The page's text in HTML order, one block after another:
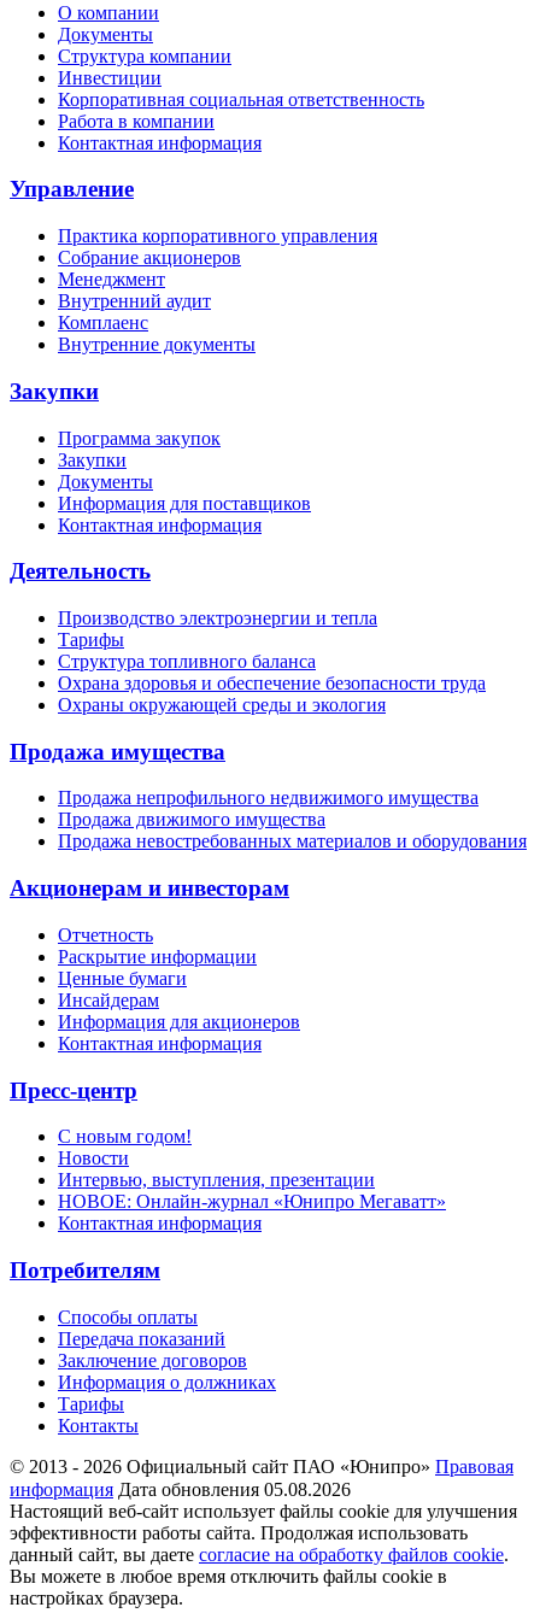
О компании
Документы
Структура компании
Инвестиции
Корпоративная социальная ответственность
Работа в компании
Контактная информация
Управление
Практика корпоративного управления
Собрание акционеров
Менеджмент
Внутренний аудит
Комплаенс
Внутренние документы
Закупки
Программа закупок
Закупки
Документы
Информация для поставщиков
Контактная информация
Деятельность
Производство электроэнергии и тепла
Тарифы
Структура топливного баланса
Охрана здоровья и обеспечение безопасности труда
Охраны окружающей среды и экология
Продажа имущества
Продажа непрофильного недвижимого имущества
Продажа движимого имущества
Продажа невостребованных материалов и оборудования
Акционерам и инвесторам
Отчетность
Раскрытие информации
Ценные бумаги
Инсайдерам
Информация для акционеров
Контактная информация
Пресс-центр
С новым годом!
Новости
Интервью, выступления, презентации
НОВОЕ: Онлайн-журнал «Юнипро Мегаватт»
Контактная информация
Потребителям
Способы оплаты
Передача показаний
Заключение договоров
Информация о должниках
Тарифы
Контакты
© 2013 - 2026 Официальный сайт ПАО «Юнипро» Правовая
информация Дата обновления 05.08.2026
Настоящий веб-сайт использует файлы cookie для улучшения
эффективности работы сайта. Продолжая использовать
данный сайт, вы даете согласие на обработку файлов cookie.
Вы можете в любое время отключить файлы cookie в
настройках браузера.